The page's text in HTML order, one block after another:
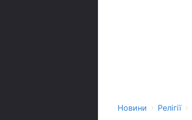
Новини › Релігії ›